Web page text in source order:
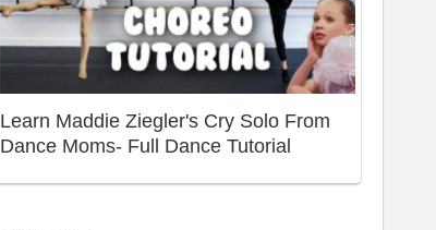
Learn Maddie Ziegler's Cry Solo From
Dance Moms- Full Dance Tutorial